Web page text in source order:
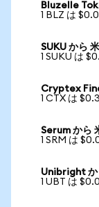
Bluzelle
1 BLZ は
SUKU から
1 SUKU は
Cryptex
1 CTX は
Serum から
1 SRM は
Unibright か
1 UBT は